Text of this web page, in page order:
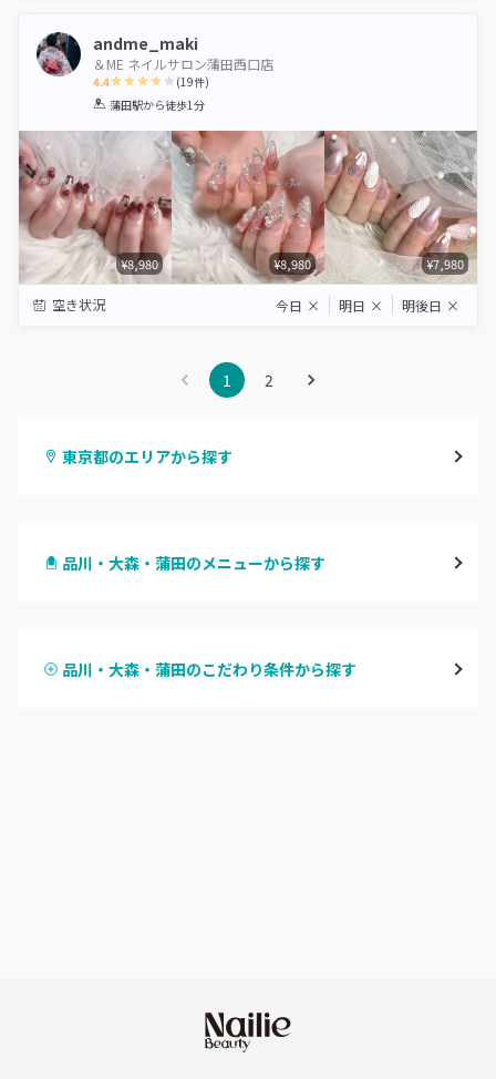
andme_maki
＆ME ネイルサロン蒲田西口店
4.4
1 2 3 4 5
(19件)
蒲田駅から徒歩1分
¥8,980 ¥8,980 ¥7,980
空き状況 今日 × 明日 × 明後日 ×
1 2
東京都のエリアから探す
原宿
品川・大森・蒲田のメニューから探す
ハンドスカルプ
品川・大森・蒲田のこだわり条件から探す